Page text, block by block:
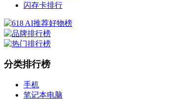
闪存卡排行
分类排行榜
手机
笔记本电脑